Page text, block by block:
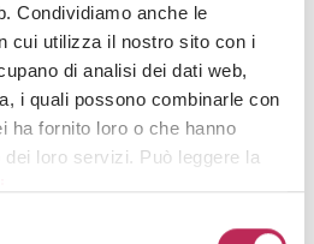
Condividiamo anche le
cui utilizza il nostro sito con i
di analisi dei dati web,
i quali possono combinarle con
ha fornito loro o che hanno
loro servizi. Può leggere la